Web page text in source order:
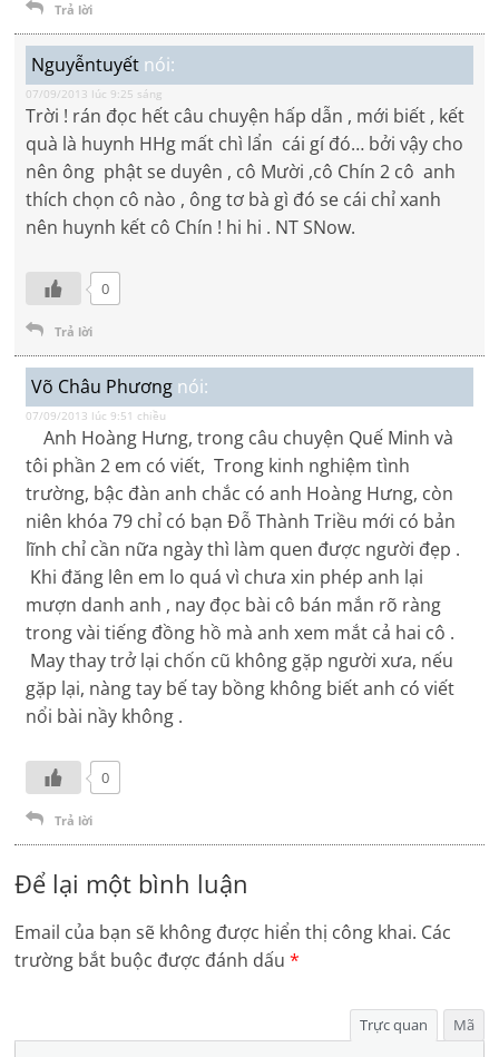
Trả lời
Nguyễntuyết nói:
07/09/2013 lúc 9:25 sáng
Trời ! rán đọc hết câu chuyện hấp dẫn , mới biết , kết
quà là huynh HHg mất chì lẩn cái gí đó… bởi vậy cho
nên ông phật se duyên , cô Mười ,cô Chín 2 cô anh
thích chọn cô nào , ông tơ bà gì đó se cái chỉ xanh
nên huynh kết cô Chín ! hi hi . NT SNow.
0
Trả lời
Võ Châu Phương nói:
07/09/2013 lúc 9:51 chiều
Anh Hoàng Hưng, trong câu chuyện Quế Minh và
tôi phần 2 em có viết, Trong kinh nghiệm tình
trường, bậc đàn anh chắc có anh Hoàng Hưng, còn
niên khóa 79 chỉ có bạn Đỗ Thành Triều mới có bản
lĩnh chỉ cần nữa ngày thì làm quen được người đẹp .
Khi đăng lên em lo quá vì chưa xin phép anh lại
mượn danh anh , nay đọc bài cô bán mắn rõ ràng
trong vài tiếng đồng hồ mà anh xem mắt cả hai cô .
May thay trở lại chốn cũ không gặp người xưa, nếu
gặp lại, nàng tay bế tay bồng không biết anh có viết
nổi bài nầy không .
0
Trả lời
Để lại một bình luận
Email của bạn sẽ không được hiển thị công khai. Các
trường bắt buộc được đánh dấu*
Trực quan Mã